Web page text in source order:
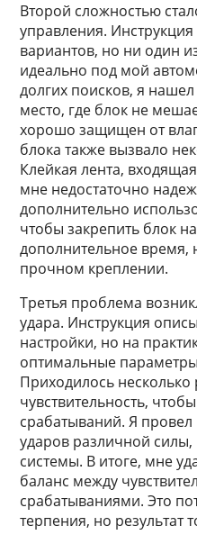
Второй сложностью
управления.
вариантов, но ни один
идеально под мой
долгих поисков, я
место, где блок не
хорошо защищен от
блока также вызвало
Клейкая лента,
мне недостаточно
дополнительно
чтобы закрепить блок
дополнительное время,
прочном креплении.
Третья проблема
удара. Инструкция
настройки, но на
оптимальные
Приходилось несколько
чувствительность,
срабатываний. Я провел
ударов различной
системы. В итоге, мне
баланс между
срабатываниями. Это
терпения, но результат